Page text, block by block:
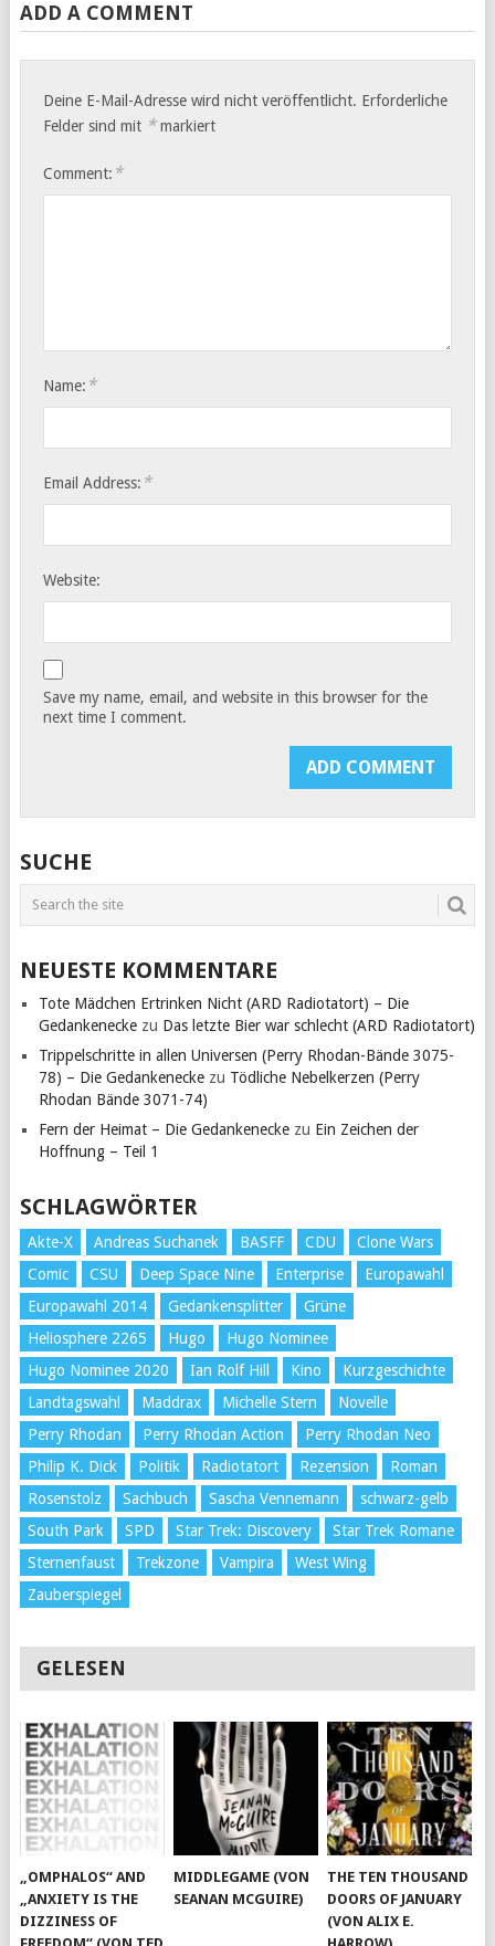
ADD A COMMENT
Deine E-Mail-Adresse wird nicht veröffentlicht. Erforderliche
Felder sind mit *markiert
Comment: *
Name: *
Email Address: *
Website:
Save my name, email, and website in this browser for the
next time I comment.
SUCHE
NEUESTE KOMMENTARE
Tote Mädchen Ertrinken Nicht (ARD Radiotatort) – Die
Gedankeneckezu Das letzte Bier war schlecht (ARD Radiotatort)
Trippelschritte in allen Universen (Perry Rhodan-Bände 3075-
78) – Die Gedankeneckezu Tödliche Nebelkerzen (Perry
Rhodan Bände 3071-74)
Fern der Heimat – Die Gedankeneckezu Ein Zeichen der
Hoffnung – Teil 1
SCHLAGWÖRTER
Akte-X Andreas Suchanek BASFF CDU
Clone Wars
Comic
CSU Deep Space Nine Enterprise
Europawahl
Europawahl 2014
Gedankensplitter
Grüne
Heliosphere 2265
Hugo
Hugo Nominee
Hugo Nominee 2020
Ian Rolf Hill Kino
Kurzgeschichte
Landtagswahl
Maddrax Michelle Stern
Novelle
Perry Rhodan
Perry Rhodan Action
Perry Rhodan Neo
Philip K. Dick
Politik Radiotatort Rezension
Roman
Rosenstolz
Sachbuch Sascha Vennemann
schwarz-gelb
South Park
SPD Star Trek: Discovery
Star Trek Romane
Sternenfaust
Trekzone Vampira
West Wing
Zauberspiegel
GELESEN
„OMPHALOS“ AND
„ANXIETY IS THE
DIZZINESS OF
MIDDLEGAME (VON
SEANAN MCGUIRE)
THE TEN THOUSAND
DOORS OF JANUARY
(VON ALIX E.